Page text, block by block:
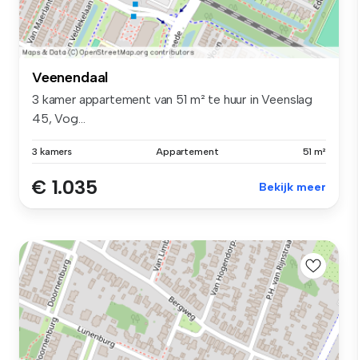
Veenendaal
3 kamer appartement van 51 m² te huur in Veenslag
45, Vog...
3 kamers Appartement 51 m²
€ 1.035 Bekijk meer